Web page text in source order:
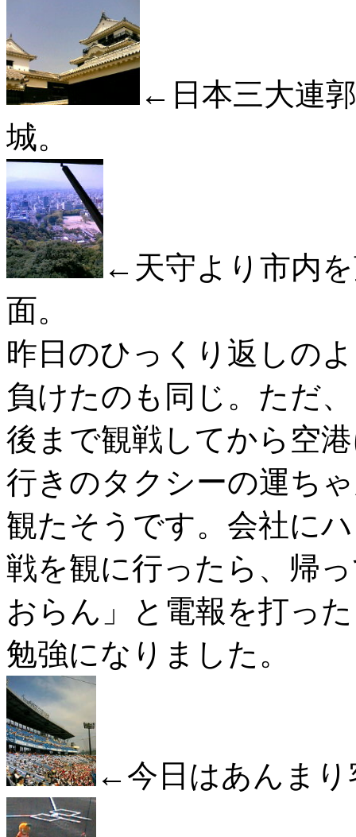
←日本三大連
城。
←天守より市内
面。
昨日のひっくり返しの
負けたのも同じ。ただ
後まで観戦してから空
行きのタクシーの運ち
観たそうです。会社に
戦を観に行ったら、帰
おらん」と電報を打っ
勉強になりました。
←今日はあんまり